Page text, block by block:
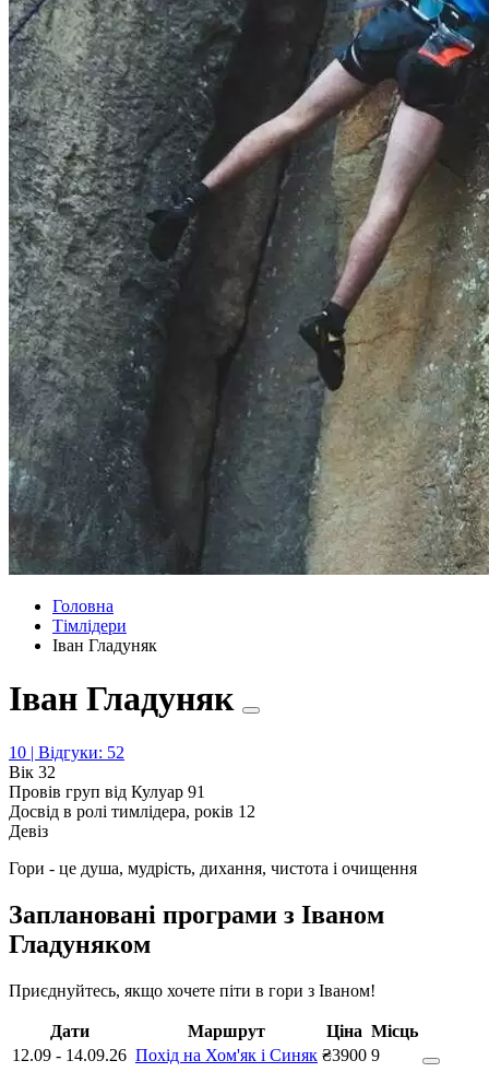
Головна
Тімлідери
Іван Гладуняк
Іван Гладуняк
10 | Відгуки: 52
Вік 32
Провів груп від Кулуар 91
Досвід в ролі тимлідера, років 12
Девіз
Гори - це душа, мудрість, дихання, чистота і очищення
Заплановані програми з Іваном
Гладуняком
Приєднуйтесь, якщо хочете піти в гори з Іваном!
Дати Маршрут Ціна Місць
12.09 - 14.09.26 Похід на Хом'як і Синяк ₴3900 9